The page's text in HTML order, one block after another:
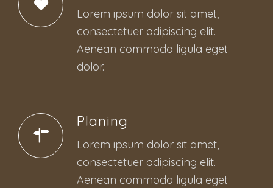
Lorem ipsum dolor sit amet,
consectetuer adipiscing elit.
Aenean commodo ligula eget
dolor.
Planing
Lorem ipsum dolor sit amet,
consectetuer adipiscing elit.
Aenean commodo ligula eget